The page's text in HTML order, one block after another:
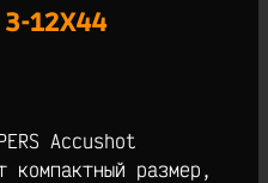
12X44
Accushot
размер,